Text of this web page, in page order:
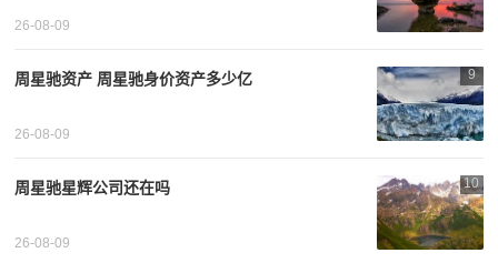
26-08-09
9
周星驰资产 周星驰身价资产多少亿
26-08-09
10
周星驰星辉公司还在吗
26-08-09